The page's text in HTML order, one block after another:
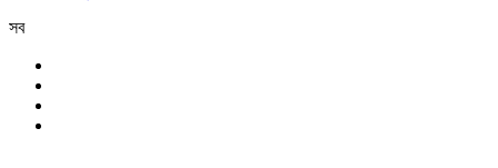
সব